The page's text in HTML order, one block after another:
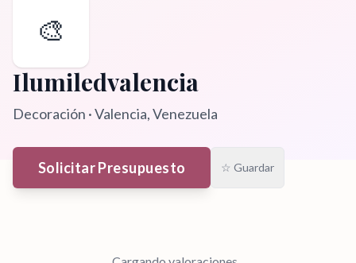
🎨
Ilumiledvalencia
Decoración ·Valencia, Venezuela
Solicitar Presupuesto ☆ Guardar